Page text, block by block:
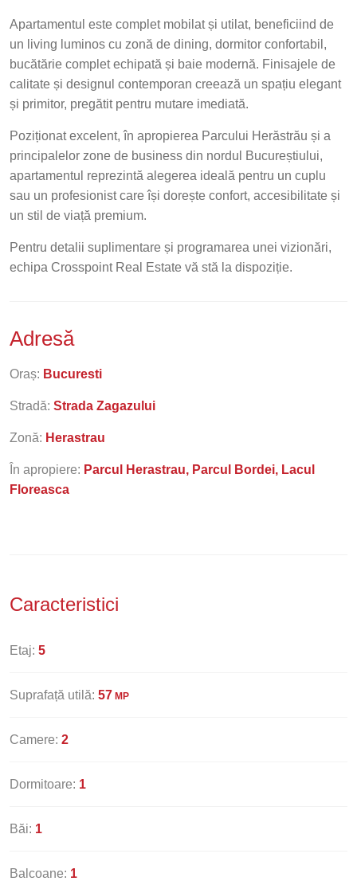
Apartamentul este complet mobilat și utilat, beneficiind de
un living luminos cu zonă de dining, dormitor confortabil,
bucătărie complet echipată și baie modernă. Finisajele de
calitate și designul contemporan creează un spațiu elegant
și primitor, pregătit pentru mutare imediată.
Poziționat excelent, în apropierea Parcului Herăstrău și a
principalelor zone de business din nordul Bucureștiului,
apartamentul reprezintă alegerea ideală pentru un cuplu
sau un profesionist care își dorește confort, accesibilitate și
un stil de viață premium.
Pentru detalii suplimentare și programarea unei vizionări,
echipa Crosspoint Real Estate vă stă la dispoziție.
Adresă
Oraș: Bucuresti
Stradă: Strada Zagazului
Zonă: Herastrau
În apropiere: Parcul Herastrau, Parcul Bordei, Lacul
Floreasca
Caracteristici
Etaj: 5
Suprafață utilă: 57 MP
Camere: 2
Dormitoare: 1
Băi: 1
Balcoane: 1